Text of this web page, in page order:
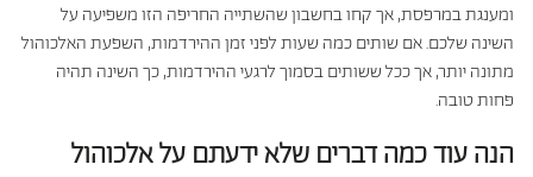
ומענגת במרפסת, אך קחו בחשבון שהשתייה החריפה הזו משפיעה על
השינה שלכם. אם שותים כמה שעות לפני זמן ההירדמות, השפעת האלכוהול
מתונה יותר, אך ככל ששותים בסמוך לרגעי ההירדמות, כך השינה תהיה
פחות טובה.
הנה עוד כמה דברים שלא ידעתם על אלכוהול